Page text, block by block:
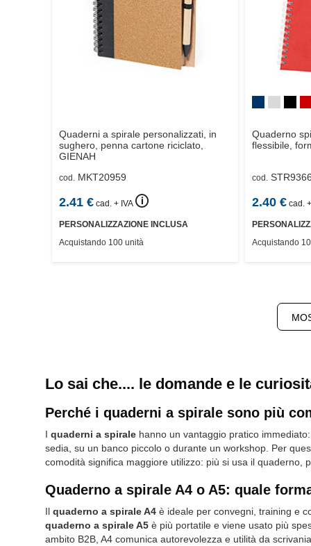
Quaderni a spirale personalizzati, in
sughero, penna cartone riciclato,
GIENAH
cod. MKT20959
2.41 € cad. + IVA 🛈
PERSONALIZZAZIONE INCLUSA
Acquistando 100 unità
Quaderno
flessibile,
cod.
2.40€ cad.
Acquistando
Lo sai che.... le domande e le
Perché i quaderni a spirale sono più
I quaderni a spirale hanno un vantaggio pratico
sedia, su un banco piccolo o durante un workshop. Per
comodità significa maggiore utilizzo: più si usa il quaderno,
Quaderno a spirale A4 o A5: quale
Il quaderno a spirale A4 è ideale per convegni, training e
quaderno a spirale A5 è più portatile e viene usato più
ambito B2B, A4 comunica autorevolezza e utilità da